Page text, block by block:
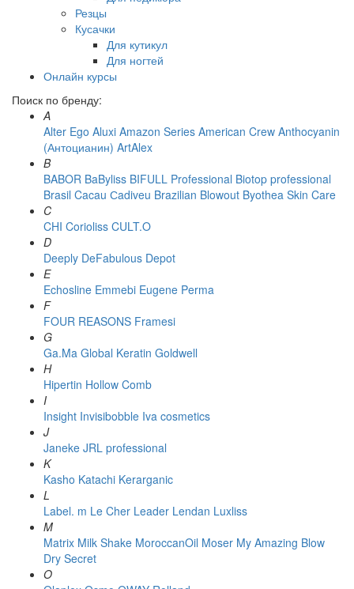
Резцы
Кусачки
Для кутикул
Для ногтей
Онлайн курсы
Поиск по бренду:
A
Alter Ego Aluxi Amazon Series American Crew Anthocyanin
(Антоцианин) ArtAlex
B
BABOR BaByliss BIFULL Professional Biotop professional
Brasil Cacau Сadiveu Brazilian Blowout Byothea Skin Care
C
CHI Corioliss CULT.O
D
Deeply DeFabulous Depot
E
Echosline Emmebi Eugene Perma
F
FOUR REASONS Framesi
G
Ga.Ma Global Keratin Goldwell
H
Hipertin Hollow Comb
I
Insight Invisibobble Iva cosmetics
J
Janeke JRL professional
K
Kasho Katachi Kerarganic
L
Label. m Le Cher Leader Lendan Luxliss
M
Matrix Milk Shake MoroccanOil Moser My Amazing Blow
Dry Secret
O